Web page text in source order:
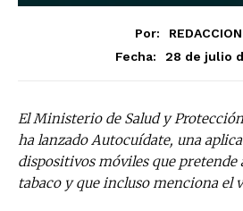
Por:
Fecha:
28 de julio
El Ministerio de Salud y
ha lanzado Autocuídate, una
dispositivos móviles que pretende
tabaco y que incluso menciona el